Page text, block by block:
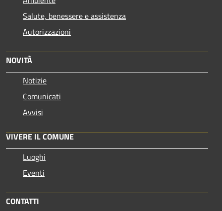
Salute, benessere e assistenza
Autorizzazioni
NOVITÀ
Notizie
Comunicati
Avvisi
VIVERE IL COMUNE
Luoghi
Eventi
CONTATTI